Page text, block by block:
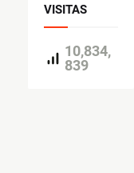
VISITAS
10,834,
839